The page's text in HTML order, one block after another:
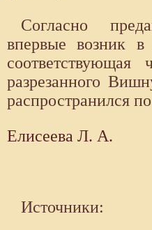
Согласно
впервые возник
соответствующая
разрезанного
распространился
Елисеева Л. А.
Источники: